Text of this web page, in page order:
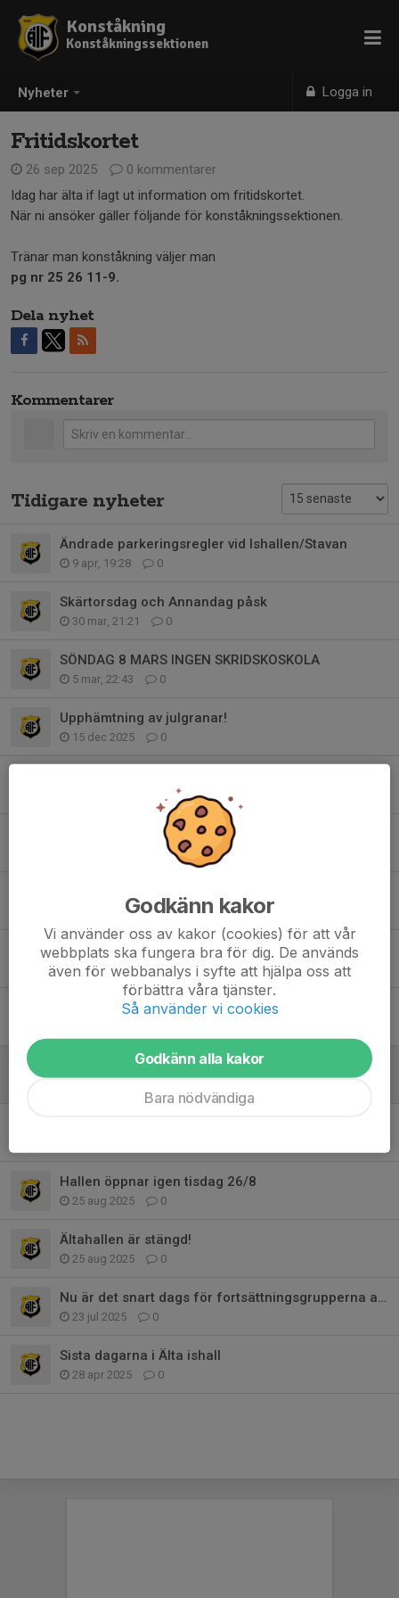
Nyheter Logga in
Konståkning
Konståkningssektionen
Fritidskortet
26 sep 2025
0 kommentarer
Idag har älta if lagt ut information om fritidskortet.
När ni ansöker gäller följande för konståkningssektionen.
Tränar man konståkning väljer man
pg nr 25 26 11-9.
Dela nyhet
Kommentarer
Tidigare nyheter
Ändrade parkeringsregler vid Ishallen/Stavan
9 apr, 19:28 0
Skärtorsdag och Annandag påsk
30 mar, 21:21 0
SÖNDAG 8 MARS INGEN SKRIDSKOSKOLA
5 mar, 22:43 0
Upphämtning av julgranar!
15 dec 2025 0
0
ÄNTLIGEN DAGS FÖR JULGRANAR!
17 nov 2025 0
14 okt 2025 0
En god nyhet i ishallen
Fritidskortet
Hallen öppnar igen tisdag 26/8
25 aug 2025 0
Ältahallen är stängd!
25 aug 2025 0
Nu är det snart dags för fortsättningsgrupperna att anmäla sig.
23 jul 2025 0
Sista dagarna i Älta ishall
28 apr 2025 0
Godkänn kakor
Vi använder oss av kakor (cookies) för att vår
webbplats ska fungera bra för dig. De används
även för webbanalys i syfte att hjälpa oss att
förbättra våra tjänster.
Så använder vi cookies
Godkänn alla kakor
Bara nödvändiga